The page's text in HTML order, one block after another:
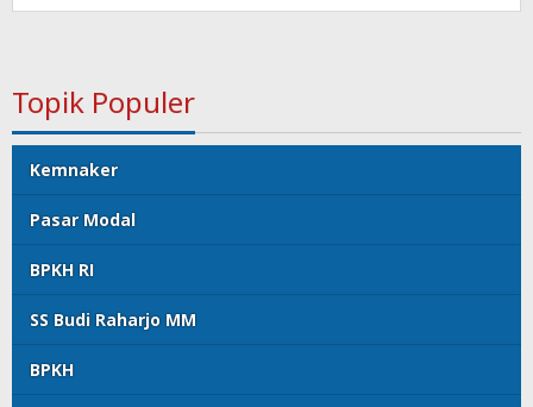
Topik Populer
Kemnaker
Pasar Modal
BPKH RI
SS Budi Raharjo MM
BPKH